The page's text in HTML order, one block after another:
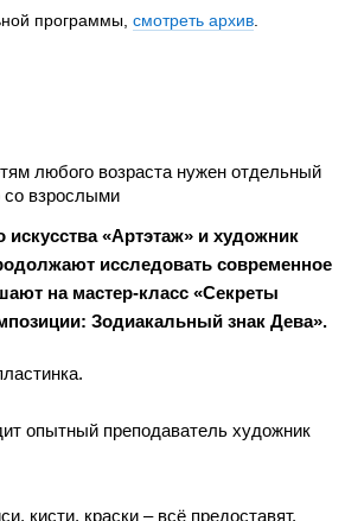
программы, смотреть архив
любого возраста нужен отдельный
со взрослыми
искусства «Артэтаж» и художник
исследовать современное
на мастер-класс «Секреты
Зодиакальный знак Дева».
опытный преподаватель художник
кисти, краски – всё предоставят.